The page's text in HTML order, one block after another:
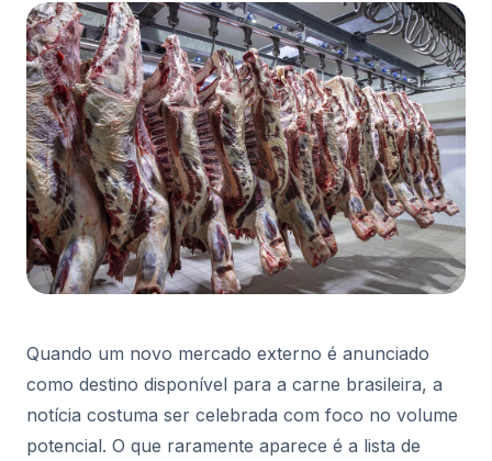
Quando um novo mercado externo é anunciado
como destino disponível para a carne brasileira, a
notícia costuma ser celebrada com foco no volume
potencial. O que raramente aparece é a lista de